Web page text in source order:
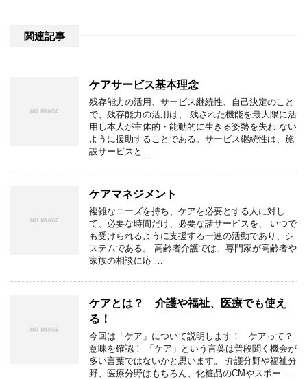
関連記事
ケアサービス基本理念
残存能力の活用、サービス継続性、自己決定のこと
で、残存能力の活用は、 残された機能を最大限に活
用し本人が主体的・能動的に生きる姿勢を失わ ない
ように援助することである。サービス継続性は、施
設サービスと …
ケアマネジメント
複雑なニーズを持ち、ケアを必要とする人に対し
て、必要な時間だけ、必要な諸サービスを、 いつで
も受けられるように支援する一連の活動であり、シ
ステムである。 高齢者介護では、専門家が高齢者や
家族の相談に応 …
ケアとは？ 介護や福祉、医療でも使え
る！
今回は「ケア」について説明します！ ケアって？
意味を確認！ 「ケア」という言葉は普段聞く機会が
多い言葉ではないかと思います。 介護分野や福祉分
野、医療分野はもちろん、化粧品のCMやスポー …